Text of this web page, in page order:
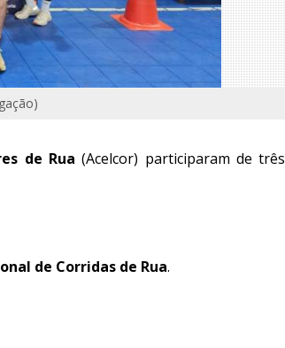
de Rua (Acelcor) participaram de três
de Corridas de Rua.